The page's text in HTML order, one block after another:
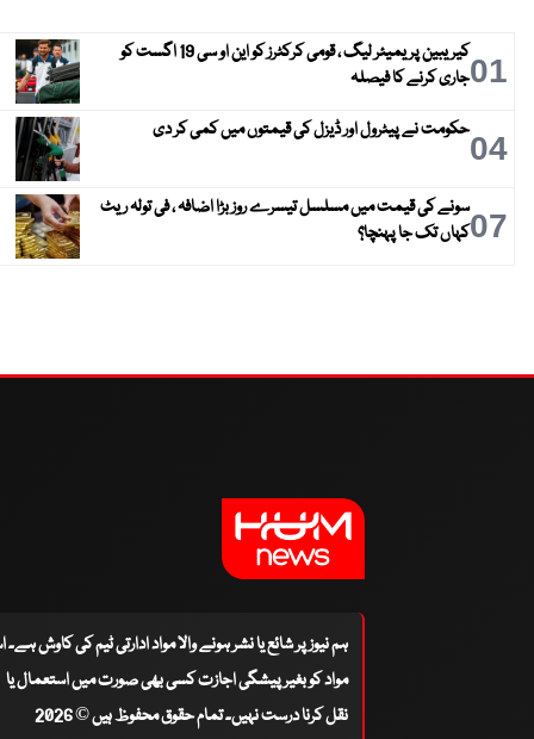
01
کیریبین پریمیئر لیگ ، قومی کرکٹرز کو این او سی 19 اگست کو
جاری کرنے کا فیصلہ
04حکومت نے پیٹرول اور ڈیزل کی قیمتوں میں کمی کر دی
07سونے کی قیمت میں مسلسل تیسرے روز بڑا اضافہ ، فی تولہ ریٹ
کہاں تک جا پہنچا؟
ہم نیوز پر شائع یا نشر ہونے والا مواد ادارتی ٹیم کی کاوش
مواد کو بغیر پیشگی اجازت کسی بھی صورت میں استعمال یا
نقل کرنا درست نہیں۔ تمام حقوق محفوظ ہیں © 2026